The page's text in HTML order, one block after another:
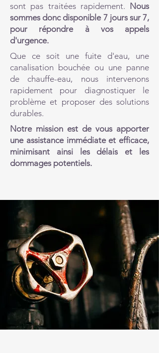
sont pas traitées rapidement. Nous
sommes donc disponible 7 jours sur 7,
pour répondre à vos appels
d'urgence.
Que ce soit une fuite d'eau, une
canalisation bouchée ou une panne
de chauffe-eau, nous intervenons
rapidement pour diagnostiquer le
problème et proposer des solutions
durables.
Notre mission est de vous apporter
une assistance immédiate et efficace,
minimisant ainsi les délais et les
dommages potentiels.